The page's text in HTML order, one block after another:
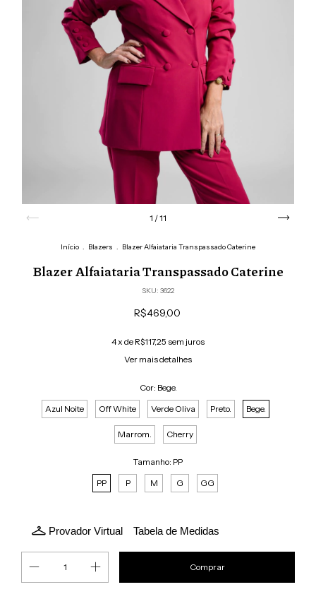
1 /11
Início . Blazers . Blazer Alfaiataria Transpassado Caterine
Blazer Alfaiataria Transpassado Caterine
SKU: 3622
R$469,00
4x de R$117,25 sem juros
Ver mais detalhes
Cor: Bege.
Azul Noite
Off White Verde Oliva Preto. Bege.
Marrom. Cherry
Tamanho: PP
PP
P M G GG
Provador Virtual Tabela de Medidas